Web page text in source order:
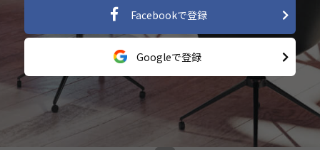
Facebookで登録
Googleで登録